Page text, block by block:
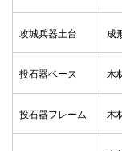
攻城兵器土台 成
投石器ベース 木
投石器フレーム 木